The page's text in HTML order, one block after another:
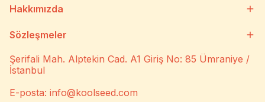
Hakkımızda
Sözleşmeler
Şerifali Mah. Alptekin Cad. A1 Giriş No: 85 Ümraniye /
İstanbul
E-posta: info@koolseed.com